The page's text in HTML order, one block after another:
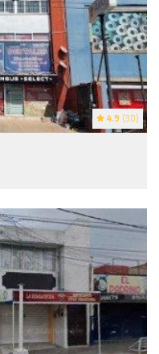
4.9 (30)